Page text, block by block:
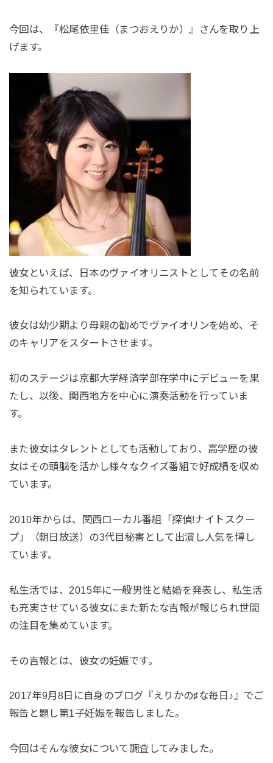
今回は、『松尾依里佳（まつおえりか）』さんを取り上
げます。
彼女といえば、日本のヴァイオリニストとしてその名前
を知られています。
彼女は幼少期より母親の勧めでヴァイオリンを始め、そ
のキャリアをスタートさせます。
初のステージは京都大学経済学部在学中にデビューを果
たし、以後、関西地方を中心に演奏活動を行っていま
す。
また彼女はタレントとしても活動しており、高学歴の彼
女はその頭脳を活かし様々なクイズ番組で好成績を収め
ています。
2010年からは、関西ローカル番組「探偵!ナイトスクー
プ」（朝日放送）の3代目秘書として出演し人気を博し
ています。
私生活では、2015年に一般男性と結婚を発表し、私生活
も充実させている彼女にまた新たな吉報が報じられ世間
の注目を集めています。
その吉報とは、彼女の妊娠です。
2017年9月8日に自身のブログ『えりかの♯な毎日♪』でご
報告と題し第1子妊娠を報告しました。
今回はそんな彼女について調査してみました。